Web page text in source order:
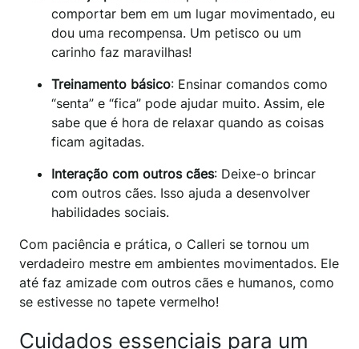
comportar bem em um lugar movimentado, eu
dou uma recompensa. Um petisco ou um
carinho faz maravilhas!
Treinamento básico: Ensinar comandos como
“senta” e “fica” pode ajudar muito. Assim, ele
sabe que é hora de relaxar quando as coisas
ficam agitadas.
Interação com outros cães: Deixe-o brincar
com outros cães. Isso ajuda a desenvolver
habilidades sociais.
Com paciência e prática, o Calleri se tornou um
verdadeiro mestre em ambientes movimentados. Ele
até faz amizade com outros cães e humanos, como
se estivesse no tapete vermelho!
Cuidados essenciais para um